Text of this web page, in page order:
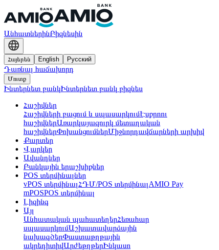
ԱնհատներինԲիզնեսին
Հայերեն English Русский
Դառնալ հաճախորդ
Մուտք
Ինտերնետ բանկԻնտերնետ բանկ բիզնես
Հաշիվներ
Հաշիվների բացում և սպասարկումԷսքրոու
հաշիվներԱռարկայազուրկ մետաղական
հաշիվներՓոխանցումներՄիջնորդավճարների արխիվ
Քարտեր
Վարկեր
Ավանդներ
Բանկային երաշխիքներ
POS տերմինալներ
vPOS տերմինալՀԴՄ/POS տերմինալAMIO Pay
mPOSPOS տերմինալ
Լիզինգ
Այլ
Անհատական պահատեղերՀեռահար
սպասարկումԱշխատավարձային
նախագծերՓաստաթղթային
ակրեդիտիվԱրժեթղթերԻնկասո